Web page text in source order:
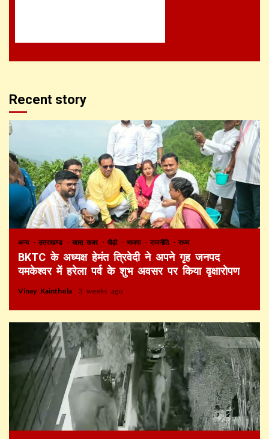
Recent story
अन्य उत्तराखण्ड खास खबर पौड़ी भाजपा राजनीति राज्य
BKTC के अध्यक्ष हेमंत त्रिवेदी ने अपने गृह जनपद
यमकेश्वर में हरेला पर्व के शुभ अवसर पर किया वृक्षारोपण
Vinay Kainthola 3 weeks ago